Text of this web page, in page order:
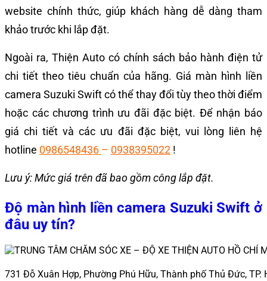
website chính thức, giúp khách hàng dễ dàng tham
khảo trước khi lắp đặt.
Ngoài ra, Thiện Auto có chính sách bảo hành điện tử
chi tiết theo tiêu chuẩn của hãng. Giá màn hình liền
camera Suzuki Swiftcó thể thay đổi tùy theo thời điểm
hoặc các chương trình ưu đãi đặc biệt. Để nhận báo
giá chi tiết và các ưu đãi đặc biệt, vui lòng liên hệ
hotline 0986548436 – 0938395022 !
Lưu ý: Mức giá trên đã bao gồm công lắp đặt.
Độ màn hình liền camera Suzuki Swift ở
đâu uy tín?
731 Đỗ Xuân Hợp, Phường Phú Hữu, Thành phố Thủ Đức, TP.